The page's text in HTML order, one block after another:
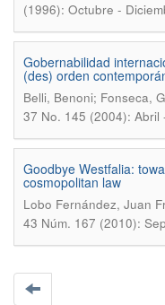
(1996): Octubre -
Gobernabilidad
(des) orden
Belli, Benoni; Fonseca,
37 No. 145 (2004): Abril
Goodbye Westfalia:
cosmopolitan law
Lobo Fernández, Juan
43 Núm. 167 (2010):